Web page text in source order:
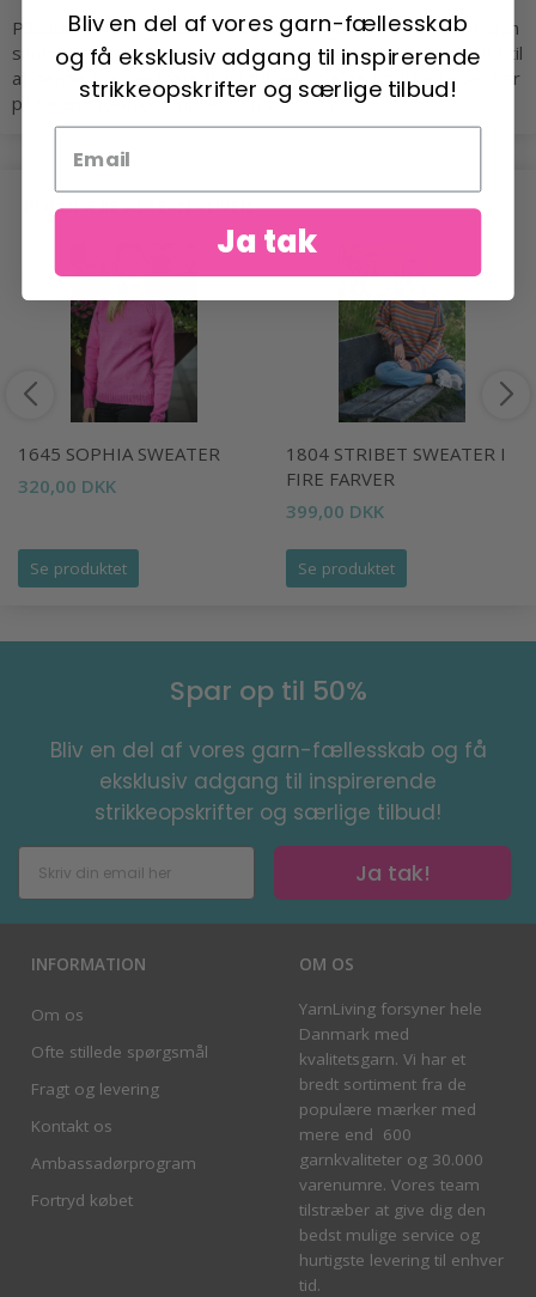
Påsatte ærmer gør den let og nem at gå til. Her er det melon
sammensat med rød og hvid. Vælg lige de farver du har lyst til
at denne smukke trøje skal strikkes i. Se de smukke farver her
på siden. Download opskriften ganske gratis.
POPULÆRE ALTERNATIVER
1645 SOPHIA SWEATER
320,00 DKK
Se produktet
1804 STRIBET SWEATER I
FIRE FARVER
399,00 DKK
Se produktet
Spar op til 50%
Bliv en del af vores garn-fællesskab og få
eksklusiv adgang til inspirerende
strikkeopskrifter og særlige tilbud!
Ja tak!
INFORMATION
Om os
Ofte stillede spørgsmål
Fragt og levering
Kontakt os
Ambassadørprogram
Fortryd købet
OM OS
YarnLiving forsyner hele
Danmark med
kvalitetsgarn. Vi har et
bredt sortiment fra de
populære mærker med
mere end 600
garnkvaliteter og 30.000
varenumre. Vores team
tilstræber at give dig den
bedst mulige service og
hurtigste levering til enhver
tid.
Bliv en del af vores garn-fællesskab
og få eksklusiv adgang til inspirerende
strikkeopskrifter og særlige tilbud!
Ja tak